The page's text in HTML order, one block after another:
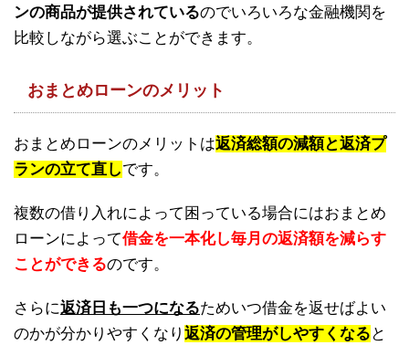
ンの商品が提供されているのでいろいろな金融機関を
比較しながら選ぶことができます。
おまとめローンのメリット
おまとめローンのメリットは返済総額の減額と返済プ
ランの立て直しです。
複数の借り入れによって困っている場合にはおまとめ
ローンによって借金を一本化し毎月の返済額を減らす
ことができるのです。
さらに返済日も一つになるためいつ借金を返せばよい
のかが分かりやすくなり 返済の管理がしやすくなる と